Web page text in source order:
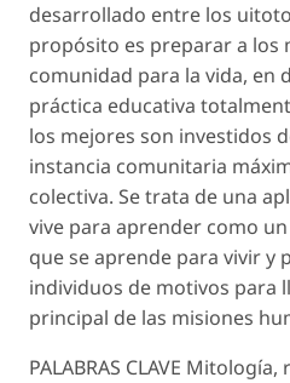
desarrollado entre los
propósito es preparar a los
comunidad para la vida, en
práctica educativa
los mejores son investidos
instancia comunitaria
colectiva. Se trata de una
vive para aprender como
que se aprende para vivir y
individuos de motivos para
principal de las misiones
PALABRAS CLAVE